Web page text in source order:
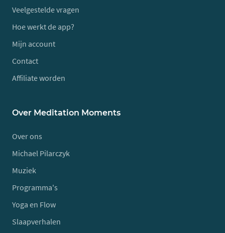
Veelgestelde vragen
Hoe werkt de app?
Mijn account
Contact
Affiliate worden
Over Meditation Moments
Over ons
Michael Pilarczyk
Muziek
Programma's
Yoga en Flow
Slaapverhalen